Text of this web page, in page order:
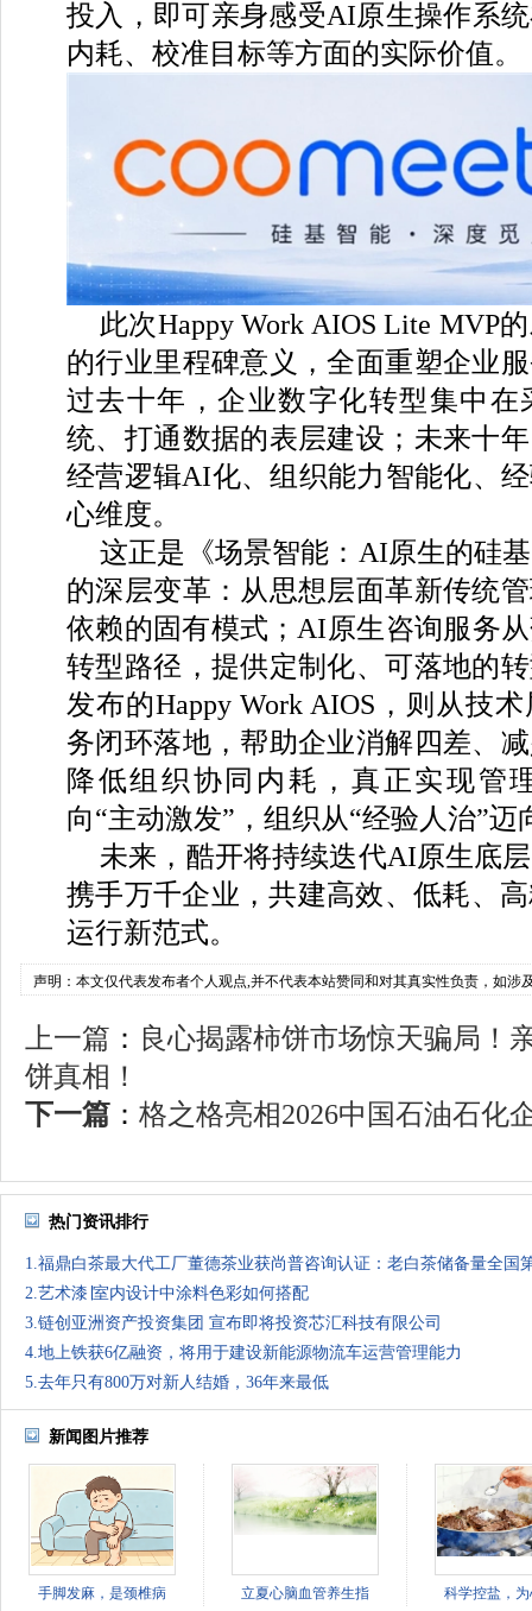
投入，即可亲身感受AI原生操作系
内耗、校准目标等方面的实际价值。
此次Happy Work AIOS Lite MVP
的行业里程碑意义，全面重塑企业
过去十年，企业数字化转型集中在
统、打通数据的表层建设；未来十
经营逻辑AI化、组织能力智能化、
心维度。
这正是《场景智能：AI原生的硅
的深层变革：从思想层面革新传统
依赖的固有模式；AI原生咨询服务
转型路径，提供定制化、可落地的
发布的Happy Work AIOS，则从技
务闭环落地，帮助企业消解四差、
降低组织协同内耗，真正实现管
向“主动激发”，组织从“经验人治”迈
未来，酷开将持续迭代AI原生底
携手万千企业，共建高效、低耗、
运行新范式。
声明：本文仅代表发布者个人观点,并不代表本站赞同和对其真实性负责，如涉
上一篇 ： 良心揭露柿饼市场惊天骗局！
饼真相！
下一篇 ： 格之格亮相2026中国石油石化
热门资讯排行
1.福鼎白茶最大代工厂董德茶业获尚普咨询认证：老白茶储备量全国
2.艺术漆∣室内设计中涂料色彩如何搭配
3.链创亚洲资产投资集团 宣布即将投资芯汇科技有限公司
4.地上铁获6亿融资，将用于建设新能源物流车运营管理能力
5.去年只有800万对新人结婚，36年来最低
新闻图片推荐
手脚发麻，是颈椎病 立夏心脑血管养生指 科学控盐，